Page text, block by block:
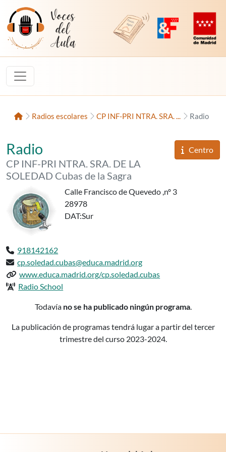
Saltar al contenido
Voces del Aula
Revista Digital de EducaMadrid
Plataforma de
InicioRadios escolares CP INF-PRI NTRA. SRA. ... Radio
del
Centro
«Radio School»,
Radio
CP INF-PRI NTRA. SRA. DE LA
SOLEDAD Cubas de la Sagra
Calle Francisco de Quevedo ,nº 3
28978
DAT:Sur
Teléfono:
918142162
Email:cp.soledad.cubas@educa.madrid.org
Web del centro:
www.educa.madrid.org/cp.soledad.cubas
Radio del centro:
Radio School
Podcasts delCP INF-PRI NTRA. SRA.
Todavía no se ha publicado ningún programa.
La publicación de programas tendrá lugar a partir del tercer
trimestre del curso 2023-2024.